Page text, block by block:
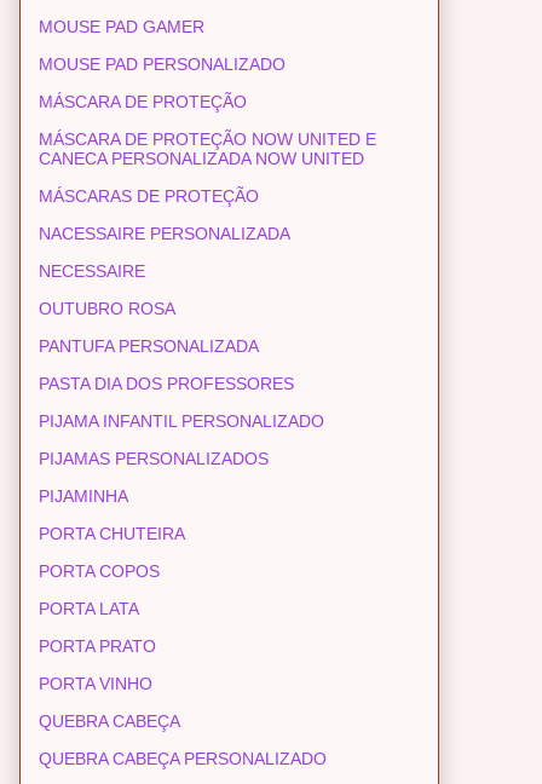
MOUSE PAD GAMER
MOUSE PAD PERSONALIZADO
MÁSCARA DE PROTEÇÃO
MÁSCARA DE PROTEÇÃO NOW UNITED E
CANECA PERSONALIZADA NOW UNITED
MÁSCARAS DE PROTEÇÃO
NACESSAIRE PERSONALIZADA
NECESSAIRE
OUTUBRO ROSA
PANTUFA PERSONALIZADA
PASTA DIA DOS PROFESSORES
PIJAMA INFANTIL PERSONALIZADO
PIJAMAS PERSONALIZADOS
PIJAMINHA
PORTA CHUTEIRA
PORTA COPOS
PORTA LATA
PORTA PRATO
PORTA VINHO
QUEBRA CABEÇA
QUEBRA CABEÇA PERSONALIZADO